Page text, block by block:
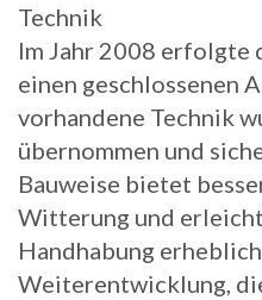
Technik
Im Jahr 2008 erfolgte
einen geschlossenen
vorhandene Technik
übernommen und
Bauweise bietet
Witterung und
Handhabung
Weiterentwicklung,